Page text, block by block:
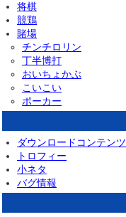
将棋
競鶏
賭場
チンチロリン
丁半博打
おいちょかぶ
こいこい
ポーカー
ダウンロードコンテンツ
トロフィー
小ネタ
バグ情報